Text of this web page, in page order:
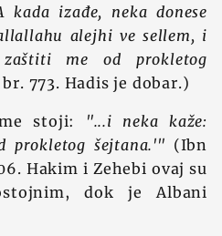
izađe, neka donese
alejhi ve sellem, i
me od prokletog
773. Hadis je dobar.)
stoji:
"...i neka kaže:
prokletog šejtana.'" (Ibn
Hakim i Zehebi ovaj su
dok je Albani